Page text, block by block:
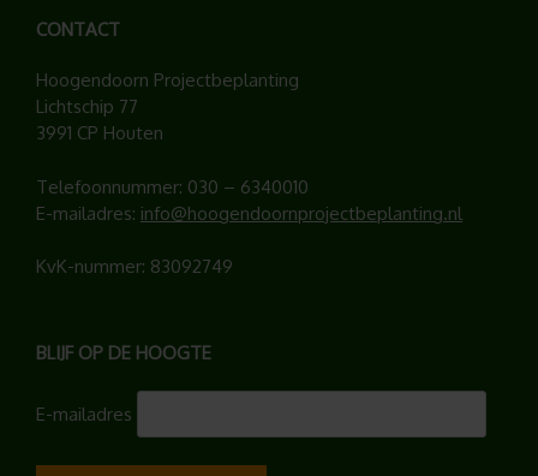
CONTACT
Hoogendoorn Projectbeplanting
Lichtschip 77
3991 CP Houten
Telefoonnummer: 030 – 6340010
E-mailadres: info@hoogendoornprojectbeplanting.nl
KvK-nummer: 83092749
BLIJF OP DE HOOGTE
E-mailadres